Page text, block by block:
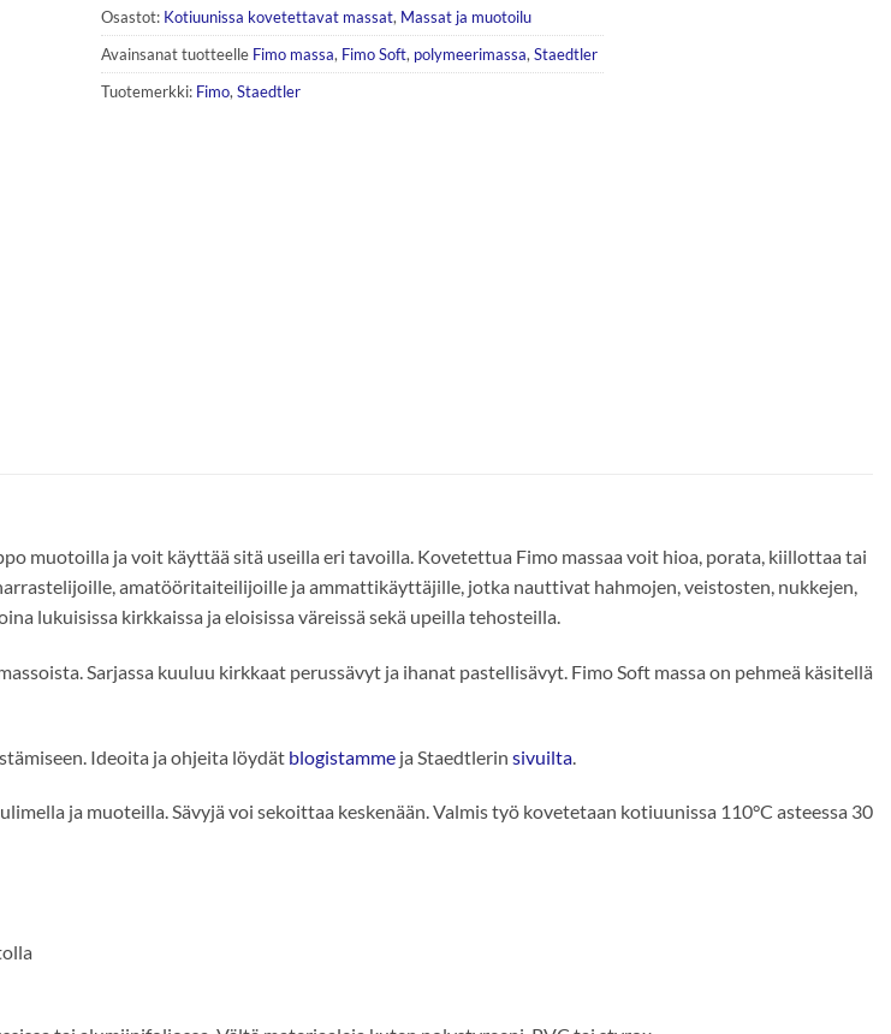
Osastot: Kotiuunissa kovetettavat massat, Massat ja muotoilu
Avainsanat tuotteelle Fimo massa, Fimo Soft, polymeerimassa, Staedtler
Tuotemerkki: Fimo, Staedtler
muotoilla ja voit käyttää sitä useilla eri tavoilla. Kovetettua Fimo massaa voit hioa, porata, kiillottaa tai
amatööritaiteilijoille ja ammattikäyttäjille, jotka nauttivat hahmojen, veistosten, nukkejen,
lukuisissa kirkkaissa ja eloisissa väreissä sekä upeilla tehosteilla.
Sarjassa kuuluu kirkkaat perussävyt ja ihanat pastellisävyt. Fimo Soft massa on pehmeä käsitellä
Ideoita ja ohjeita löydät blogistamme ja Staedtlerin sivuilta
ja muoteilla. Sävyjä voi sekoittaa keskenään. Valmis työ kovetetaan kotiuunissa 110°C asteessa 30